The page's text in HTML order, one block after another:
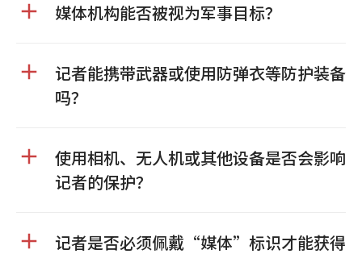
媒体机构能否被视为军事目标？
记者能携带武器或使用防弹衣等防护装备
吗？
使用相机、无人机或其他设备是否会影响
记者的保护？
记者是否必须佩戴“媒体”标识才能获得